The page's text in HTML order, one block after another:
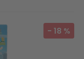
- 18 %